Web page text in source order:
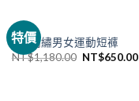
特價
NIKE
NK 刺繡男女運動短褲
NT$1,180.00 NT$650.00